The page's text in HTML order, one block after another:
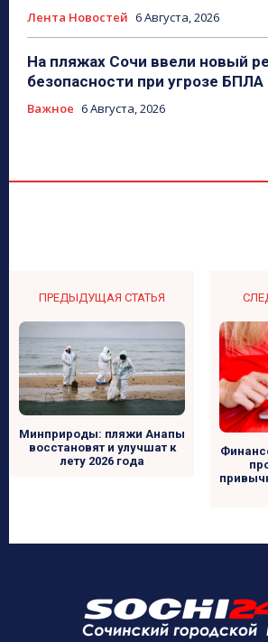
Лента Новостей 6 Августа, 2026
На пляжах Сочи ввели новый
безопасности при угрозе БПЛА
Важное 6 Августа, 2026
ПРЕДЫДУЩАЯ СТАТЬЯ
Минприроды: пляжи Анапы
восстановят и улучшат к
лету 2026 года